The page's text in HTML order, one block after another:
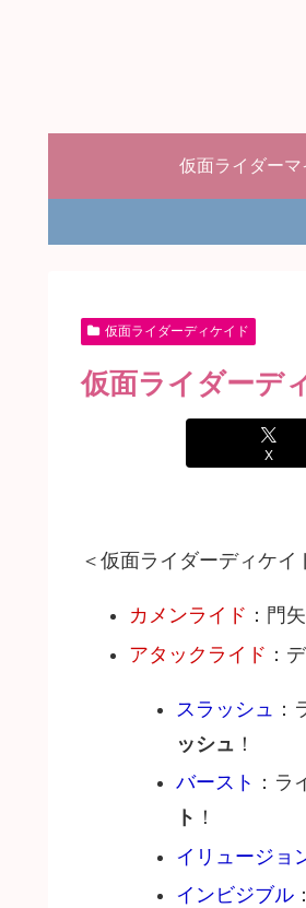
仮面ライダーマ
仮面ライダーディケイド
仮面ライダーデ
X
＜仮面ライダーディケ
カメンライド ：門
アタックライド ：
スラッシュ ：
ッシュ ！
バースト ：ラ
ト ！
イリュージョ
インビジブル